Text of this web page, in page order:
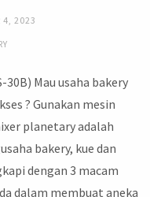
4, 2023
Mau usaha bakery
? Gunakan mesin
planetary adalah
bakery, kue dan
dengan 3 macam
dalam membuat aneka